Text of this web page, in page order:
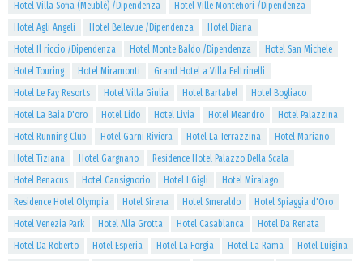
Hotel Villa Sofia (Meublè) /Dipendenza
Hotel Ville Montefiori /Dipendenza
Hotel Agli Angeli
Hotel Bellevue /Dipendenza
Hotel Diana
Hotel Il riccio /Dipendenza
Hotel Monte Baldo /Dipendenza
Hotel San Michele
Hotel Touring
Hotel Miramonti
Grand Hotel a Villa Feltrinelli
Hotel Le Fay Resorts
Hotel Villa Giulia Hotel Bartabel
Hotel Bogliaco
Hotel La Baia D'oro
Hotel Lido Hotel Livia Hotel Meandro
Hotel Palazzina
Hotel Running Club
Hotel Garni Riviera Hotel La Terrazzina
Hotel Mariano
Hotel Tiziana
Hotel Gargnano
Residence Hotel Palazzo Della Scala
Hotel Benacus
Hotel Cansignorio Hotel I Gigli
Hotel Miralago
Residence Hotel Olympia
Hotel Sirena Hotel Smeraldo
Hotel Spiaggia d'Oro
Hotel Venezia Park
Hotel Alla Grotta Hotel Casablanca
Hotel Da Renata
Hotel Da Roberto
Hotel Esperia Hotel La Forgia Hotel La Rama
Hotel Luigina